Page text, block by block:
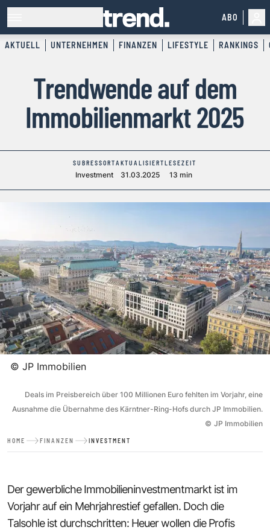
ABO
AKTUELL UNTERNEHMEN FINANZEN LIFESTYLE RANKINGS
Trendwende auf dem
Immobilienmarkt 2025
SUBRESSORT
Investment
AKTUALISIERT
31.03.2025
LESEZEIT
13 min
© JP Immobilien
Deals im Preisbereich über 100 Millionen Euro fehlten im Vorjahr, eine
Ausnahme die Übernahme des Kärntner-Ring-Hofs durch JP Immobilien.
© JP Immobilien
HOME FINANZEN INVESTMENT
Der gewerbliche Immobilieninvestmentmarkt ist im
Vorjahr auf ein Mehrjahrestief gefallen. Doch die
Talsohle ist durchschritten: Heuer wollen die Profis